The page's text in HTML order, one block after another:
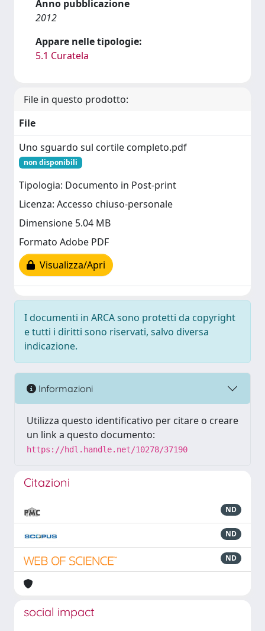
Anno pubblicazione
2012
Appare nelle tipologie:
5.1 Curatela
File in questo prodotto:
File
Uno sguardo sul cortile completo.pdf
non disponibili
Tipologia: Documento in Post-print
Licenza: Accesso chiuso-personale
Dimensione 5.04 MB
Formato Adobe PDF
Visualizza/Apri
I documenti in ARCA sono protetti da copyright
e tutti i diritti sono riservati, salvo diversa
indicazione.
Informazioni
Utilizza questo identificativo per citare o creare
un link a questo documento:
https://hdl.handle.net/10278/37190
Citazioni
ND
ND
ND
social impact